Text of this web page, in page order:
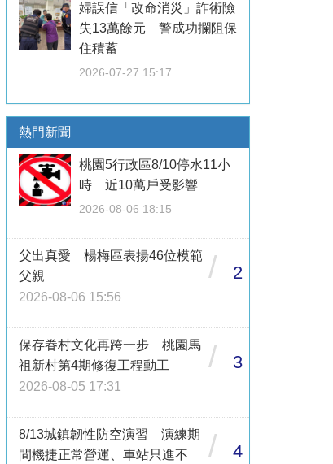
婦誤信「改命消災」詐術險
失13萬餘元 警成功攔阻保
住積蓄
2026-07-27 15:17
熱門新聞
桃園5行政區8/10停水11小
時 近10萬戶受影響
2026-08-06 18:15
父出真愛 楊梅區表揚46位模範
父親
2026-08-06 15:56
/ 2
保存眷村文化再跨一步 桃園馬
祖新村第4期修復工程動工
2026-08-05 17:31
/ 3
8/13城鎮韌性防空演習 演練期
間機捷正常營運、車站只進不
/ 4